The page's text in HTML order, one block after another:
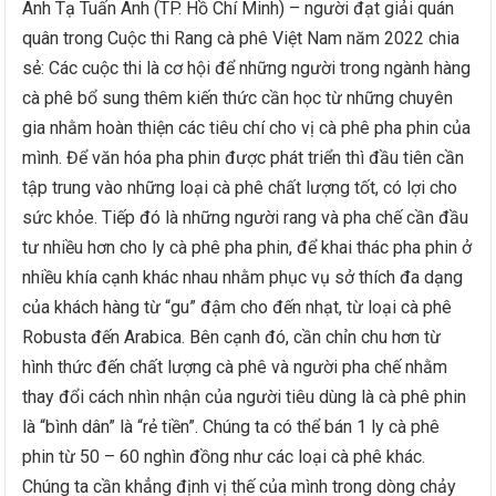
Anh Tạ Tuấn Anh (TP. Hồ Chí Minh) – người đạt giải quán
quân trong Cuộc thi Rang cà phê Việt Nam năm 2022 chia
sẻ: Các cuộc thi là cơ hội để những người trong ngành hàng
cà phê bổ sung thêm kiến thức cần học từ những chuyên
gia nhằm hoàn thiện các tiêu chí cho vị cà phê pha phin của
mình. Để văn hóa pha phin được phát triển thì đầu tiên cần
tập trung vào những loại cà phê chất lượng tốt, có lợi cho
sức khỏe. Tiếp đó là những người rang và pha chế cần đầu
tư nhiều hơn cho ly cà phê pha phin, để khai thác pha phin ở
nhiều khía cạnh khác nhau nhằm phục vụ sở thích đa dạng
của khách hàng từ “gu” đậm cho đến nhạt, từ loại cà phê
Robusta đến Arabica. Bên cạnh đó, cần chỉn chu hơn từ
hình thức đến chất lượng cà phê và người pha chế nhằm
thay đổi cách nhìn nhận của người tiêu dùng là cà phê phin
là “bình dân” là “rẻ tiền”. Chúng ta có thể bán 1 ly cà phê
phin từ 50 – 60 nghìn đồng như các loại cà phê khác.
Chúng ta cần khẳng định vị thế của mình trong dòng chảy